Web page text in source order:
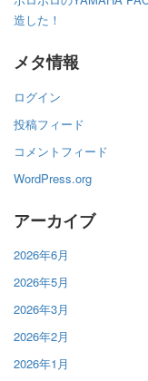
造した！
メタ情報
ログイン
投稿フィード
コメントフィード
WordPress.org
アーカイブ
2026年6月
2026年5月
2026年3月
2026年2月
2026年1月